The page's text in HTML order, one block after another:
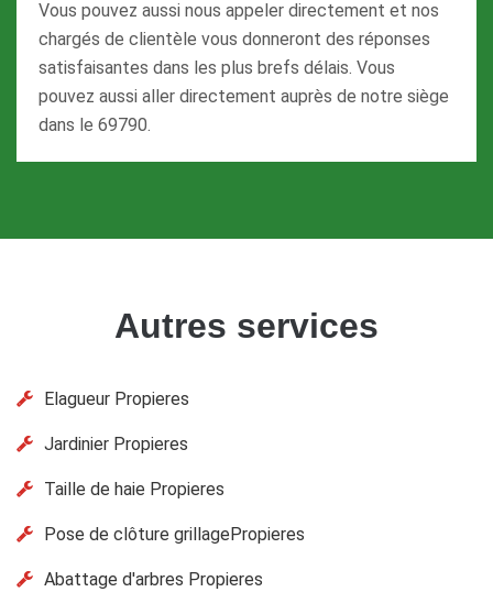
Vous pouvez aussi nous appeler directement et nos
chargés de clientèle vous donneront des réponses
satisfaisantes dans les plus brefs délais. Vous
pouvez aussi aller directement auprès de notre siège
dans le 69790.
Autres services
Elagueur Propieres
Jardinier Propieres
Taille de haie Propieres
Pose de clôture grillagePropieres
Abattage d'arbres Propieres